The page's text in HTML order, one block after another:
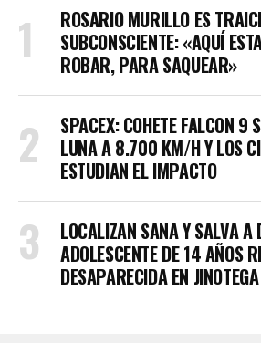
ROSARIO MURILLO ES
SUBCONSCIENTE: «AQUÍ
ROBAR, PARA SAQUEAR»
SPACEX: COHETE FALCON 9
LUNA A 8.700 KM/H Y LOS
ESTUDIAN EL IMPACTO
LOCALIZAN SANA Y SALVA A
ADOLESCENTE DE 14 AÑOS
DESAPARECIDA EN JINOTEGA